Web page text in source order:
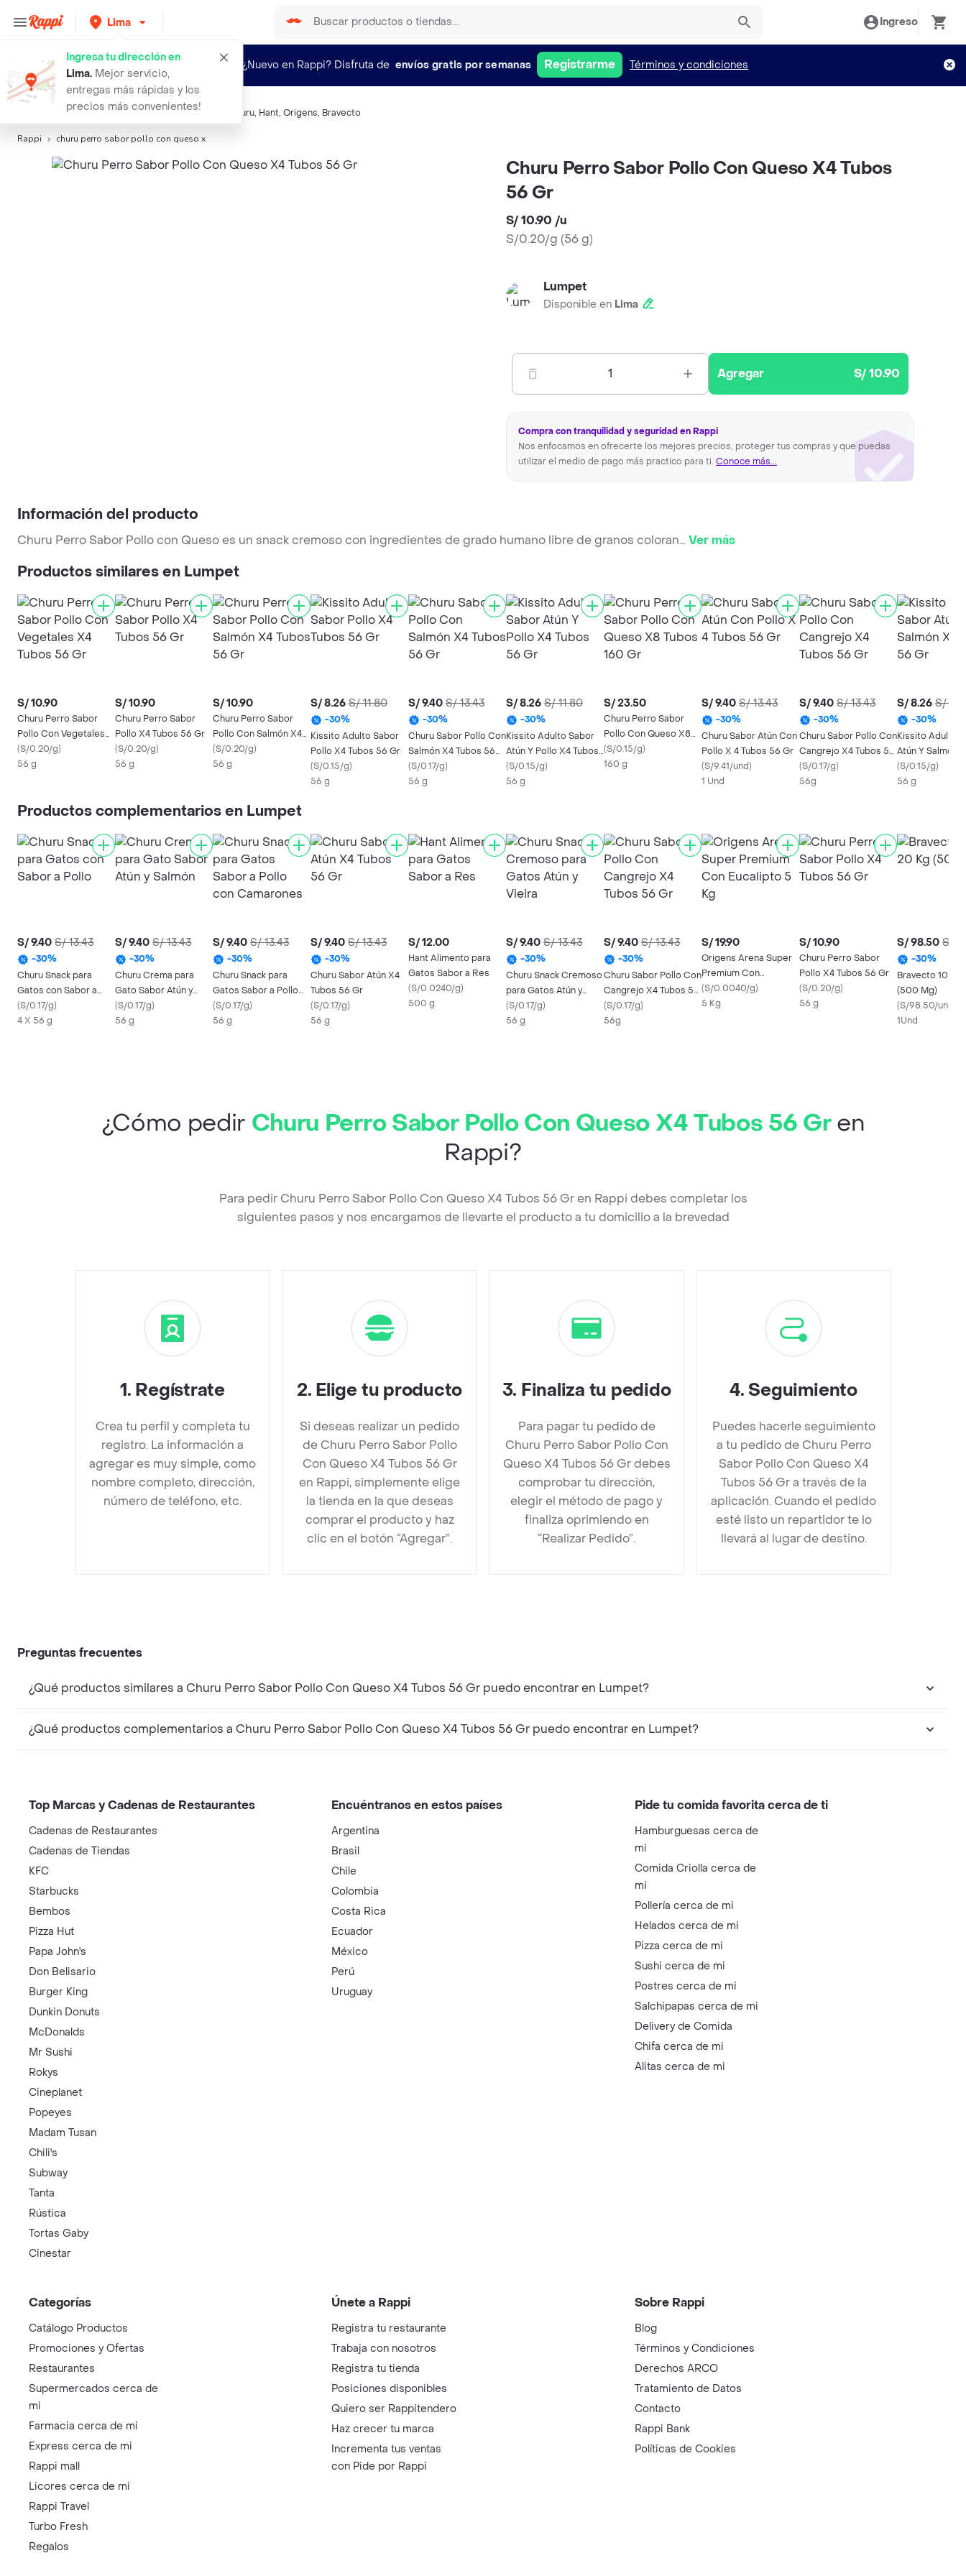
Lima
Ingresa tu dirección en
Lima. Mejor servicio,
entregas más rápidas y los
precios más convenientes!
Ingreso
¿Nuevo en Rappi? Disfruta de envíos gratis por semanas Registrarme Términos y condiciones
Búsquedas relacionadas: Snacks para Mascotas Churu, Hant, Origens, Bravecto
Rappi churu perro sabor pollo con queso x
Churu Perro Sabor Pollo Con Queso X4 Tubos
56 Gr
S/ 10.90 /u
S/0.20/g (56 g)
Lumpet
Disponible en Lima
1 Agregar S/ 10.90
Compra con tranquilidad y seguridad en Rappi
Nos enfocamos en ofrecerte los mejores precios, proteger tus compras y que puedas
utilizar el medio de pago más practico para ti. Conoce más...
Información del producto
Churu Perro Sabor Pollo con Queso es un snack cremoso con ingredientes de grado humano libre de granos coloran...Ver más
Productos similares en Lumpet
S/ 10.90
Churu Perro Sabor
Pollo Con Vegetales
X4 Tubos 56 Gr
(S/0.20/g)
56 g
S/ 10.90
Churu Perro Sabor
Pollo X4 Tubos 56 Gr
(S/0.20/g)
56 g
S/ 10.90
Churu Perro Sabor
Pollo Con Salmón X4
Tubos 56 Gr
(S/0.20/g)
56 g
S/ 8.26 S/ 11.80
-30%
Kissito Adulto Sabor
Pollo X4 Tubos 56 Gr
(S/0.15/g)
56 g
S/ 9.40 S/ 13.43
-30%
Churu Sabor Pollo Con
Salmón X4 Tubos 56
Gr
(S/0.17/g)
56 g
S/ 8.26 S/ 11.80
-30%
Kissito Adulto Sabor
Atún Y Pollo X4 Tubos
56 Gr
(S/0.15/g)
56 g
S/ 23.50
Churu Perro Sabor
Pollo Con Queso X8
Tubos 160 Gr
(S/0.15/g)
160 g
S/ 9.40 S/ 13.43
-30%
Churu Sabor Atún Con
Pollo X 4 Tubos 56 Gr
(S/9.41/und)
1 Und
S/ 9.40 S/ 13.43
-30%
Churu Sabor Pollo Con
Cangrejo X4 Tubos 56
Gr
(S/0.17/g)
56g
S/ 8.26 S/
-30%
Kissito Adulto
Atún Y Salmón
Tubos 56 Gr
(S/0.15/g)
56 g
Productos complementarios en Lumpet
S/ 9.40 S/ 13.43
-30%
Churu Snack para
Gatos con Sabor a
Pollo
(S/0.17/g)
4 X 56 g
S/ 9.40 S/ 13.43
-30%
Churu Crema para
Gato Sabor Atún y
Salmón
(S/0.17/g)
56 g
S/ 9.40 S/ 13.43
-30%
Churu Snack para
Gatos Sabor a Pollo
con Camarones
(S/0.17/g)
56 g
S/ 9.40 S/ 13.43
-30%
Churu Sabor Atún X4
Tubos 56 Gr
(S/0.17/g)
56 g
S/ 12.00
Hant Alimento para
Gatos Sabor a Res
(S/0.0240/g)
500 g
S/ 9.40 S/ 13.43
-30%
Churu Snack Cremoso
para Gatos Atún y
Vieira
(S/0.17/g)
56 g
S/ 9.40 S/ 13.43
-30%
Churu Sabor Pollo Con
Cangrejo X4 Tubos 56
Gr
(S/0.17/g)
56g
S/ 19.90
Origens Arena Super
Premium Con
Eucalipto 5 Kg
(S/0.0040/g)
5 Kg
S/ 10.90
Churu Perro Sabor
Pollo X4 Tubos 56 Gr
(S/0.20/g)
56 g
S/ 98.50 S/
-30%
Bravecto 10 -
(500 Mg)
(S/98.50/und
1Und
¿Cómo pedir Churu Perro Sabor Pollo Con Queso X4 Tubos 56 Gren
Rappi?
Para pedir Churu Perro Sabor Pollo Con Queso X4 Tubos 56 Gr en Rappi debes completar los
siguientes pasos y nos encargamos de llevarte el producto a tu domicilio a la brevedad
1. Regístrate
Crea tu perfil y completa tu
registro. La información a
agregar es muy simple, como
nombre completo, dirección,
número de teléfono, etc.
2. Elige tu producto
Si deseas realizar un pedido
de Churu Perro Sabor Pollo
Con Queso X4 Tubos 56 Gr
en Rappi, simplemente elige
la tienda en la que deseas
comprar el producto y haz
clic en el botón “Agregar”.
3. Finaliza tu pedido
Para pagar tu pedido de
Churu Perro Sabor Pollo Con
Queso X4 Tubos 56 Gr debes
comprobar tu dirección,
elegir el método de pago y
finaliza oprimiendo en
“Realizar Pedido”.
4. Seguimiento
Puedes hacerle seguimiento
a tu pedido de Churu Perro
Sabor Pollo Con Queso X4
Tubos 56 Gr a través de la
aplicación. Cuando el pedido
esté listo un repartidor te lo
llevará al lugar de destino.
Preguntas frecuentes
¿Qué productos similares a Churu Perro Sabor Pollo Con Queso X4 Tubos 56 Gr puedo encontrar en Lumpet?
¿Qué productos complementarios a Churu Perro Sabor Pollo Con Queso X4 Tubos 56 Gr puedo encontrar en Lumpet?
Top Marcas y Cadenas de Restaurantes
Cadenas de Restaurantes
Cadenas de Tiendas
KFC
Starbucks
Bembos
Pizza Hut
Papa John's
Don Belisario
Burger King
Dunkin Donuts
McDonalds
Mr Sushi
Rokys
Cineplanet
Popeyes
Madam Tusan
Chili's
Subway
Tanta
Rústica
Tortas Gaby
Cinestar
Encuéntranos en estos países
Argentina
Brasil
Chile
Colombia
Costa Rica
Ecuador
México
Perú
Uruguay
Pide tu comida favorita cerca de ti
Hamburguesas cerca de
mi
Comida Criolla cerca de
mi
Pollería cerca de mi
Helados cerca de mi
Pizza cerca de mi
Sushi cerca de mi
Postres cerca de mi
Salchipapas cerca de mi
Delivery de Comida
Chifa cerca de mi
Alitas cerca de mi
Categorías
Catálogo Productos
Promociones y Ofertas
Restaurantes
Supermercados cerca de
mi
Farmacia cerca de mi
Express cerca de mi
Rappi mall
Licores cerca de mi
Rappi Travel
Turbo Fresh
Regalos
Únete a Rappi
Registra tu restaurante
Trabaja con nosotros
Registra tu tienda
Posiciones disponibles
Quiero ser Rappitendero
Haz crecer tu marca
Incrementa tus ventas
con Pide por Rappi
Sobre Rappi
Blog
Términos y Condiciones
Derechos ARCO
Tratamiento de Datos
Contacto
Rappi Bank
Políticas de Cookies